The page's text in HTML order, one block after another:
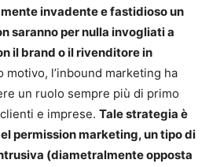
invadente e fastidioso un
saranno per nulla invogliati a
il brand o il rivenditore in
motivo, l’inbound marketing ha
un ruolo sempre più di primo
e imprese. Tale strategia è
permission marketing, un tipo di
(diametralmente opposta